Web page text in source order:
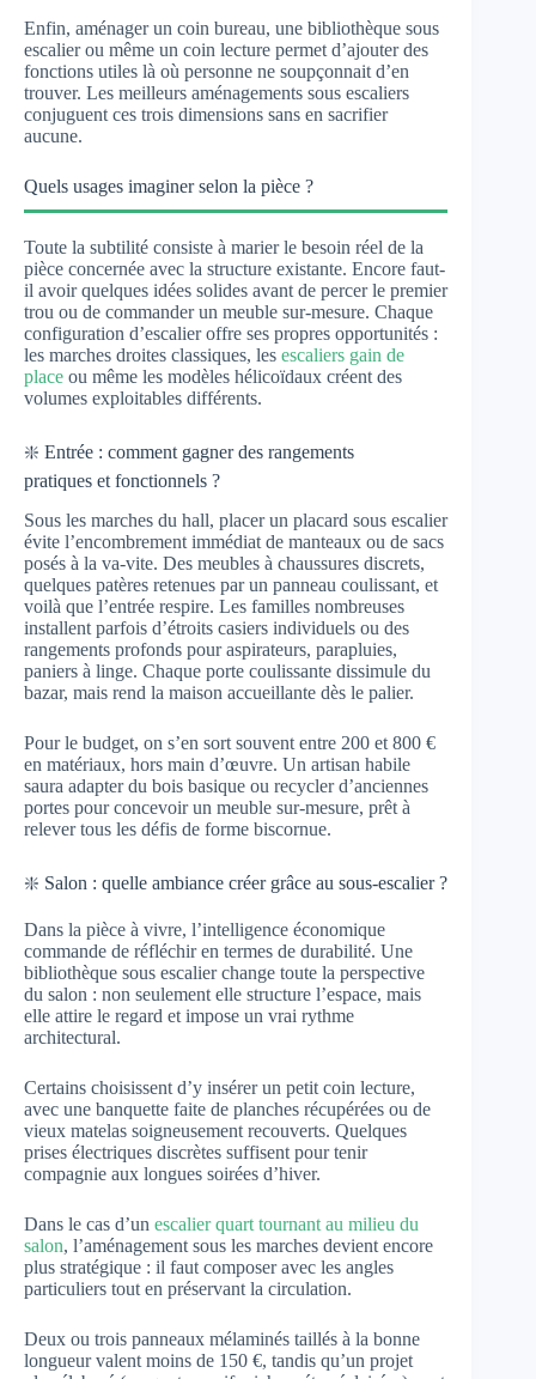
Enfin, aménager un coin bureau, une bibliothèque sous
escalier ou même un coin lecture permet d’ajouter des
fonctions utiles là où personne ne soupçonnait d’en
trouver. Les meilleurs aménagements sous escaliers
conjuguent ces trois dimensions sans en sacrifier
aucune.
Quels usages imaginer selon la pièce ?
Toute la subtilité consiste à marier le besoin réel de la
pièce concernée avec la structure existante. Encore faut-
il avoir quelques idées solides avant de percer le premier
trou ou de commander un meuble sur-mesure. Chaque
configuration d’escalier offre ses propres opportunités :
les marches droites classiques, les escaliers gain de
place ou même les modèles hélicoïdaux créent des
volumes exploitables différents.
❇️ Entrée : comment gagner des rangements
pratiques et fonctionnels ?
Sous les marches du hall, placer un placard sous escalier
évite l’encombrement immédiat de manteaux ou de sacs
posés à la va-vite. Des meubles à chaussures discrets,
quelques patères retenues par un panneau coulissant, et
voilà que l’entrée respire. Les familles nombreuses
installent parfois d’étroits casiers individuels ou des
rangements profonds pour aspirateurs, parapluies,
paniers à linge. Chaque porte coulissante dissimule du
bazar, mais rend la maison accueillante dès le palier.
Pour le budget, on s’en sort souvent entre 200 et 800 €
en matériaux, hors main d’œuvre. Un artisan habile
saura adapter du bois basique ou recycler d’anciennes
portes pour concevoir un meuble sur-mesure, prêt à
relever tous les défis de forme biscornue.
❇️ Salon : quelle ambiance créer grâce au sous-escalier ?
Dans la pièce à vivre, l’intelligence économique
commande de réfléchir en termes de durabilité. Une
bibliothèque sous escalier change toute la perspective
du salon : non seulement elle structure l’espace, mais
elle attire le regard et impose un vrai rythme
architectural.
Certains choisissent d’y insérer un petit coin lecture,
avec une banquette faite de planches récupérées ou de
vieux matelas soigneusement recouverts. Quelques
prises électriques discrètes suffisent pour tenir
compagnie aux longues soirées d’hiver.
Dans le cas d’un escalier quart tournant au milieu du
salon, l’aménagement sous les marches devient encore
plus stratégique : il faut composer avec les angles
particuliers tout en préservant la circulation.
Deux ou trois panneaux mélaminés taillés à la bonne
longueur valent moins de 150 €, tandis qu’un projet